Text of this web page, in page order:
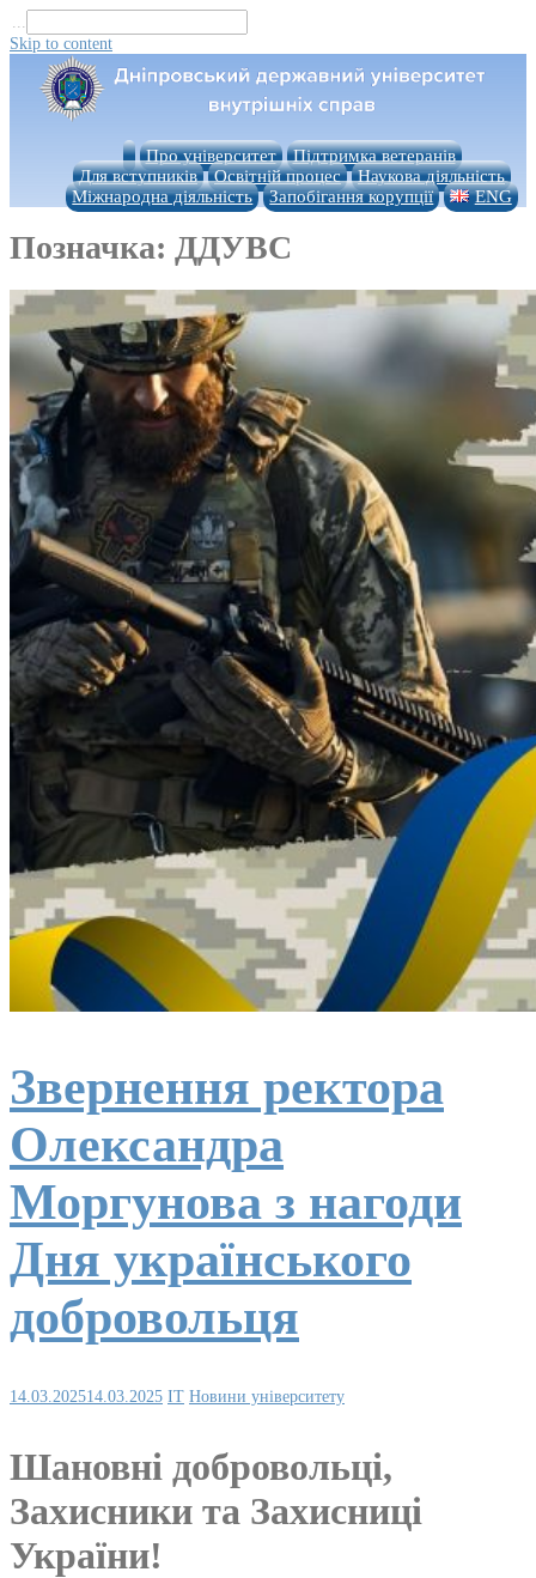
...
Skip to content
Про університет
Підтримка ветеранів
Для вступників
Освітній процес
Наукова діяльність
Міжнародна діяльність
Запобігання корупції ENG
Позначка: ДДУВС
Звернення ректора
Олександра
Моргунова з нагоди
Дня українського
добровольця
14.03.202514.03.2025 IT Новини університету
Шановні добровольці,
Захисники та Захисниці
України!